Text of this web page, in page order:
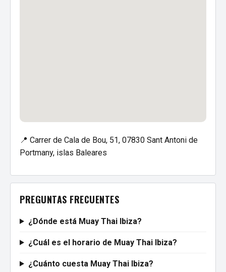
📍 Carrer de Cala de Bou, 51, 07830 Sant Antoni de
Portmany, islas Baleares
PREGUNTAS FRECUENTES
¿Dónde está Muay Thai Ibiza?
¿Cuál es el horario de Muay Thai Ibiza?
¿Cuánto cuesta Muay Thai Ibiza?